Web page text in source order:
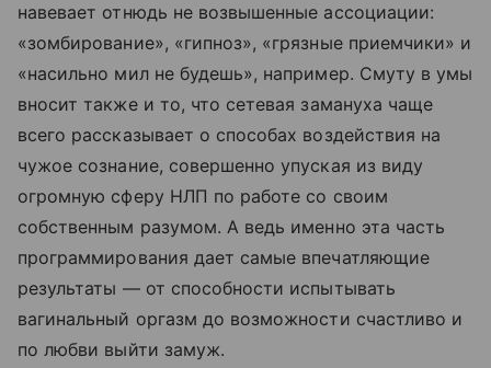
навевает отнюдь не возвышенные ассоциации:
«зомбирование», «гипноз», «грязные приемчики» и
«насильно мил не будешь», например. Смуту в умы
вносит также и то, что сетевая замануха чаще
всего рассказывает о способах воздействия на
чужое сознание, совершенно упуская из виду
огромную сферу НЛП по работе со своим
собственным разумом. А ведь именно эта часть
программирования дает самые впечатляющие
результаты — от способности испытывать
вагинальный оргазм до возможности счастливо и
по любви выйти замуж.